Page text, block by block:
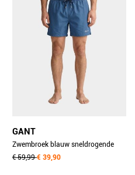
GANT
Zwembroek blauw sneldrogende
zwemshort met lo 920006500/442
€ 59,99€ 39,90